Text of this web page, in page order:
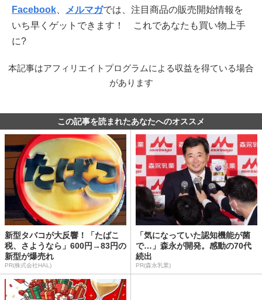
Facebook
メルマガでは、注目商品の販売開始情報を
いち早くゲットできます！ これであなたも買い物上手
に?
本記事はアフィリエイトプログラムによる収益を得ている場合
があります
この記事を読まれたあなたへのオススメ
新型タバコが大反響！「たばこ
税、さようなら」600円→83円の
新型が爆売れ
PR(株式会社HAL)
「気になっていた認知機能が菌
で…」森永が開発。感動の70代
続出
PR(森永乳業)